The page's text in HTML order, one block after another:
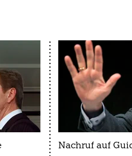
Nachruf auf